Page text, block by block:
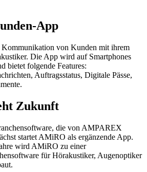
App
von Kunden mit ihrem
Die App wird auf Smartphones
bietet folgende Features:
Auftragsstatus, Digitale Pässe,
Zukunft
die von AMPAREX
startet AMiRO als ergänzende App.
wird AMiRO zu einer
für Hörakustiker, Augenoptiker